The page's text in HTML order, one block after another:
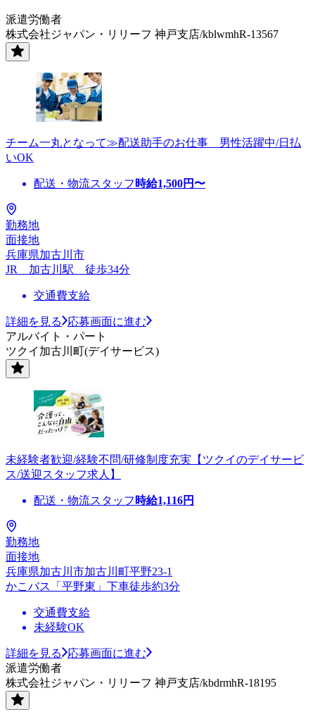
派遣労働者
株式会社ジャパン・リリーフ 神戸支店/kblwmhR-13567
チーム一丸となって≫配送助手のお仕事 男性活躍中/日払
いOK
配送・物流スタッフ 時給1,500円〜
勤務地
面接地
兵庫県加古川市
JR 加古川駅 徒歩34分
交通費支給
詳細を見る
応募画面に進む
アルバイト・パート
ツクイ加古川町(デイサービス)
未経験者歓迎/経験不問/研修制度充実【ツクイのデイサービ
ス/送迎スタッフ求人】
配送・物流スタッフ 時給1,116円
勤務地
面接地
兵庫県加古川市加古川町平野23-1
かこバス「平野東」下車徒歩約3分
交通費支給
未経験OK
詳細を見る
応募画面に進む
派遣労働者
株式会社ジャパン・リリーフ 神戸支店/kbdrmhR-18195